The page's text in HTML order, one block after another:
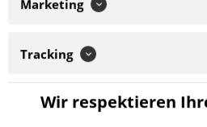
Warmwettereinsatz ausgelegt und
Weiter lesen >
13,50 € *
Marketing
Tracking
Wir respektieren